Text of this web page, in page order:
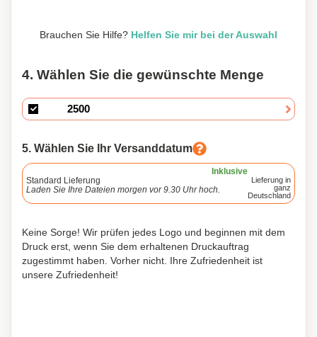
Brauchen Sie Hilfe? Helfen Sie mir bei der Auswahl
4. Wählen Sie die gewünschte Menge
5. Wählen Sie Ihr Versanddatum
Inklusive
Standard Lieferung
Laden Sie Ihre Dateien morgen vor 9.30 Uhr hoch.
Lieferung in
ganz
Deutschland
Keine Sorge! Wir prüfen jedes Logo und beginnen mit dem
Druck erst, wenn Sie dem erhaltenen Druckauftrag
zugestimmt haben. Vorher nicht. Ihre Zufriedenheit ist
unsere Zufriedenheit!